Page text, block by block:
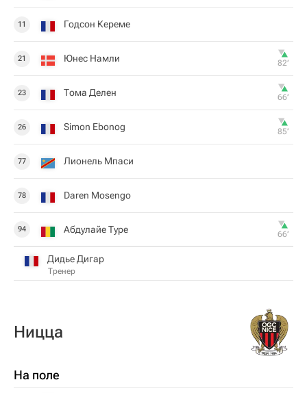
11 Годсон Кереме
21 Юнес Намли 82‎’‎
23 Тома Делен 66‎’‎
26 Simon Ebonog 85‎’‎
77 Лионель Мпаси
78 Daren Mosengo
94 Абдулайе Туре 66‎’‎
Дидье Дигар
Тренер
Ницца
На поле